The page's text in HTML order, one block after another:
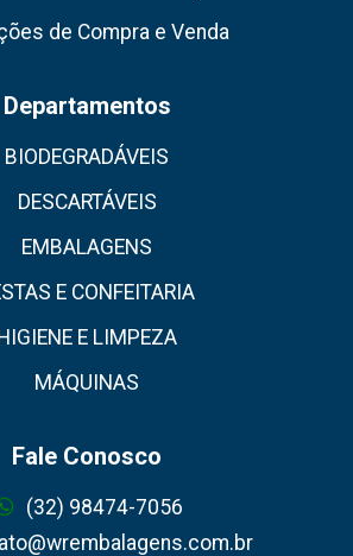
de Compra e Venda
Departamentos
BIODEGRADÁVEIS
DESCARTÁVEIS
EMBALAGENS
E CONFEITARIA
HIGIENE E LIMPEZA
MÁQUINAS
Fale Conosco
(32) 98474-7056